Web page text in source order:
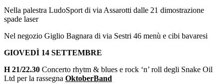
Nella palestra LudoSport di via Assarotti dalle 21 dimostrazione
spade laser
Nel negozio Giglio Bagnara di via Sestri 46 menù e cibi bavaresi
GIOVEDÌ 14 SETTEMBRE
H 21/22.30 Concerto rhytm & blues e rock ‘n’ roll degli Snake Oil
Ltd per la rassegna OktoberBand